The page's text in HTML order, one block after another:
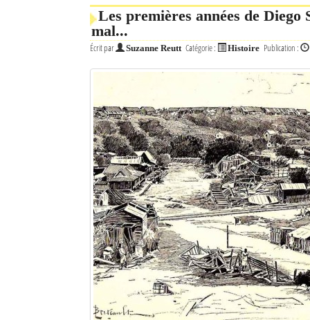
Identifiant oublié ?
Mot de passe oublié ?
Les premières années de Diego
mal...
Écrit par Suzanne Reutt Catégorie : Histoire Publication :